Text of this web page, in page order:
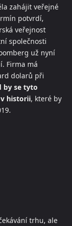
zahájit veřejné
potvrdí,
veřejnost
společnosti
už nyní
Firma má
dolarů při
by se tyto
historii, které by
trhu, ale